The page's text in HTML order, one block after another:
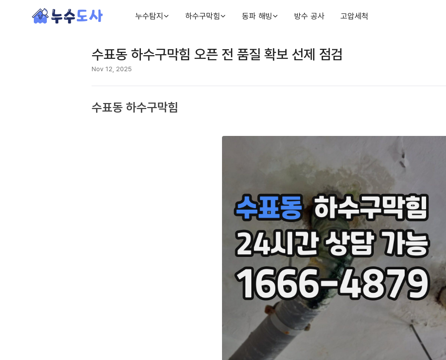
누수탐지 하수구막힘 동파 해빙 방수 공사 고압세척
수표동 하수구막힘 오픈 전 품질 확보 선제 점검
Nov 12, 2025
수표동 하수구막힘